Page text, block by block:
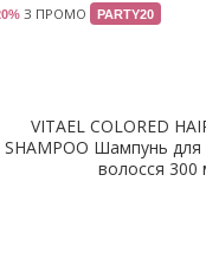
З ПРОМО PARTY20